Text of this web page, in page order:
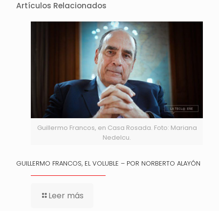
Artículos Relacionados
Guillermo Francos, en Casa Rosada. Foto: Mariana
Nedelcu.
GUILLERMO FRANCOS, EL VOLUBLE – POR NORBERTO ALAYÓN
Leer más